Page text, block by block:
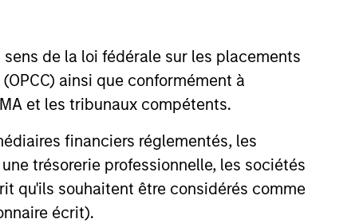
sens de la loi fédérale sur les placements
ainsi que conformément à
et les tribunaux compétents.
financiers réglementés, les
trésorerie professionnelle, les sociétés
qu'ils souhaitent être considérés comme
écrit).
in New York. She joined
cum laude, in
in Spain.